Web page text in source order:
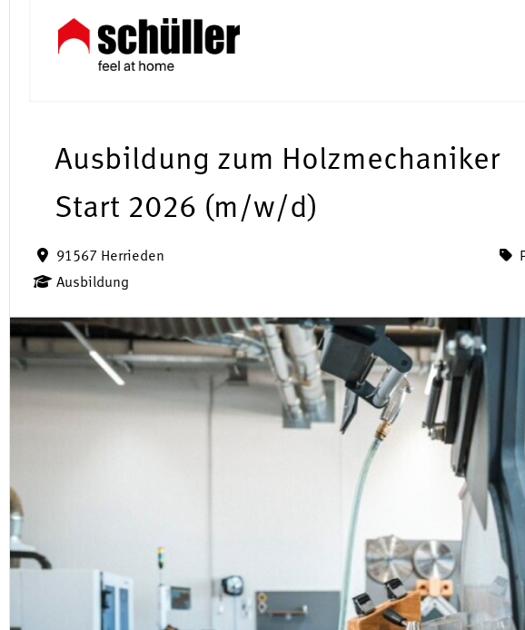
Ausbildung zum Holzmechaniker
Start 2026 (m/w/d)
91567 Herrieden
Ausbildung